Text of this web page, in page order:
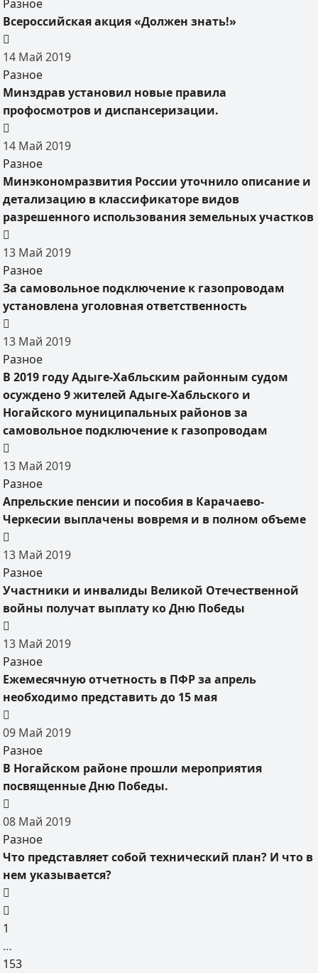
Разное
Всероссийская акция «Должен знать!»
14 Май 2019
Разное
Минздрав установил новые правила
профосмотров и диспансеризации.
14 Май 2019
Разное
Минэкономразвития России уточнило описание и
детализацию в классификаторе видов
разрешенного использования земельных участков
13 Май 2019
Разное
За самовольное подключение к газопроводам
установлена уголовная ответственность
13 Май 2019
Разное
В 2019 году Адыге-Хабльским районным судом
осуждено 9 жителей Адыге-Хабльского и
Ногайского муниципальных районов за
самовольное подключение к газопроводам
13 Май 2019
Разное
Апрельские пенсии и пособия в Карачаево-
Черкесии выплачены вовремя и в полном объеме
13 Май 2019
Разное
Участники и инвалиды Великой Отечественной
войны получат выплату ко Дню Победы
13 Май 2019
Разное
Ежемесячную отчетность в ПФР за апрель
необходимо представить до 15 мая
09 Май 2019
Разное
В Ногайском районе прошли мероприятия
посвященные Дню Победы.
08 Май 2019
Разное
Что представляет собой технический план? И что в
нем указывается?
1
…
153